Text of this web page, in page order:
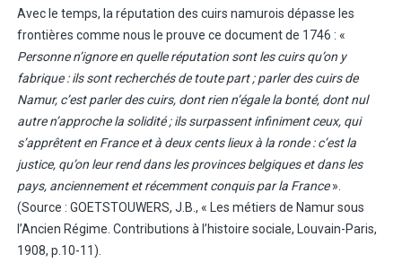
Avec le temps, la réputation des cuirs namurois dépasse les
frontières comme nous le prouve ce document de 1746 : «
Personne n’ignore en quelle réputation sont les cuirs qu’on y
fabrique : ils sont recherchés de toute part ; parler des cuirs de
Namur, c’est parler des cuirs, dont rien n’égale la bonté, dont nul
autre n’approche la solidité ; ils surpassent infiniment ceux, qui
s’apprêtent en France et à deux cents lieux à la ronde : c’est la
justice, qu’on leur rend dans les provinces belgiques et dans les
pays, anciennement et récemment conquis par la France».
(Source : GOETSTOUWERS, J.B., « Les métiers de Namur sous
l’Ancien Régime. Contributions à l’histoire sociale, Louvain-Paris,
1908, p.10-11).